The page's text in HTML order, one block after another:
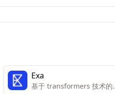
Exa
基于 transformers 技术的